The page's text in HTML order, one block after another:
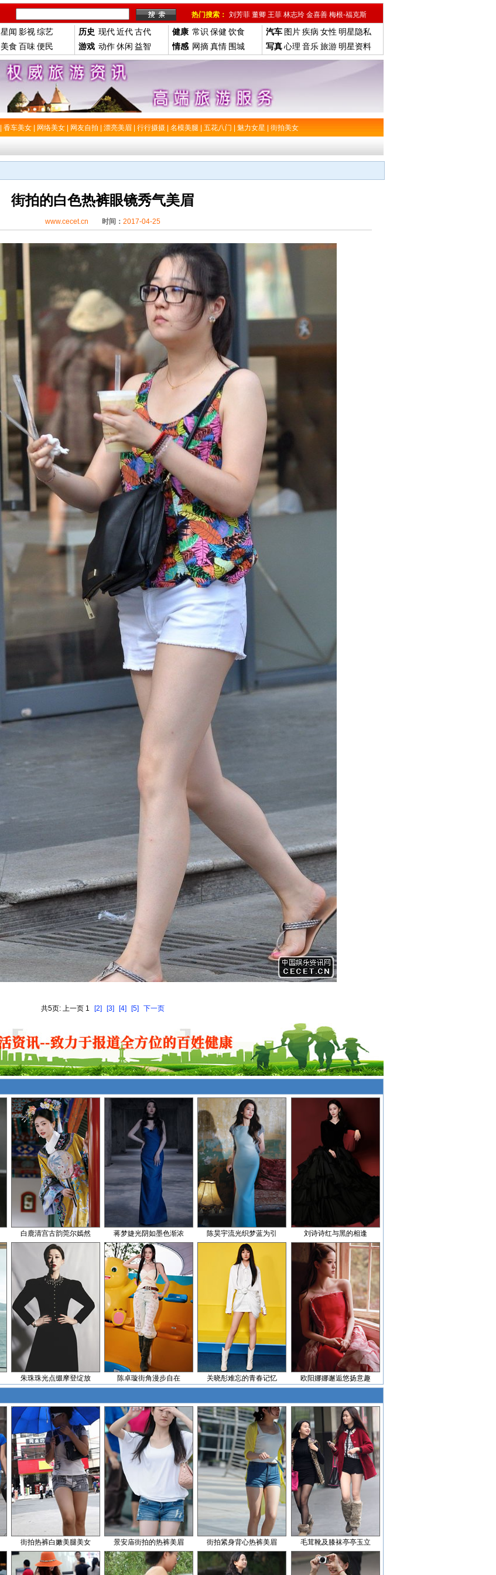
热门搜索： 刘芳菲 董卿 王菲 林志玲 金喜善 梅根-福克斯
星闻 影视综艺
美食 百味便民
历史 现代近代古代
游戏 动作休闲 益智
健康 常识 保健 饮食
情感 网摘真情 围城
汽车 图片疾病 女性 明星隐私
写真心理 音乐旅游 明星资料
香车美女 网络美女 网友自拍 漂亮美眉 行行摄摄 名模美腿 五花八门 魅力女星 街拍美女
街拍的白色热裤眼镜秀气美眉
www.cecet.cn 时间： 2017-04-25
共5页: 上一页 1 [2] [3] [4] [5] 下一页
白鹿清宫古韵莞尔嫣然 蒋梦婕光阴如墨色渐浓 陈昊宇流光织梦蓝为引 刘诗诗红与黑的相逢
朱珠珠光点缀摩登绽放 陈卓璇街角漫步自在 关晓彤难忘的青春记忆 欧阳娜娜邂逅悠扬意趣
街拍热裤白嫩美腿美女 景安庙街拍的热裤美眉 街拍紧身背心热裤美眉 毛茸靴及膝袜亭亭玉立